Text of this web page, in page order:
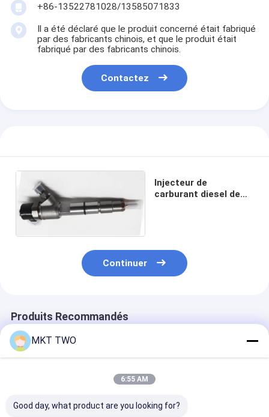
+86-13522781028/13585071833
Il a été déclaré que le produit concerné était fabriqué
par des fabricants chinois, et que le produit était
fabriqué par des fabricants chinois.
Contactez
Injecteur de
carburant diesel de
Continuer
Produits Recommandés
MKT TWO
6:55 AM
Good day, what product are you looking for?